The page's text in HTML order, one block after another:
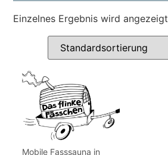
Einzelnes Ergebnis wird angezeigt
Mobile Fasssauna in